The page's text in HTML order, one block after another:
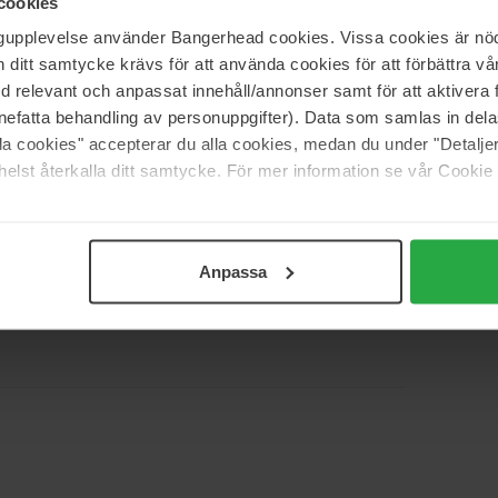
använder Bangerhead cookies. Vissa cookies är
ditt samtycke krävs för att använda cookies för att förbättra
relevant och anpassat innehåll/annonser samt för att aktivera
behandling av personuppgifter). Data som samlas in
cookies" accepterar du alla cookies, medan du under
återkalla ditt samtycke. För mer information se vår
Anpassa
0%
0%
til denne olie 😍
konsistensen, så man får ikke helt den der olieagtige